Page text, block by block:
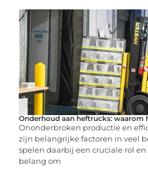
Onderhoud aan heftrucks: waarom
Ononderbroken productie en
zijn belangrijke factoren in veel
spelen daarbij een cruciale rol
belang om